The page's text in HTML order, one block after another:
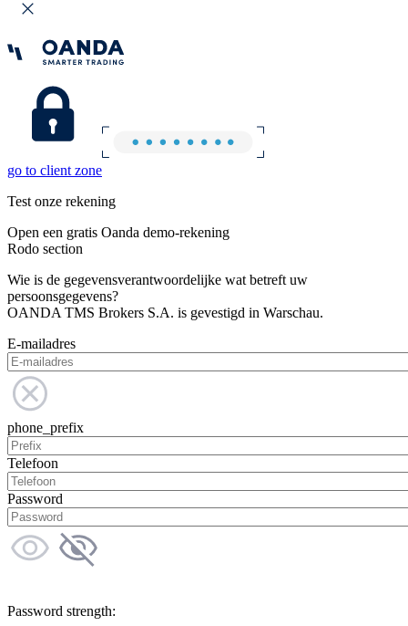
go to client zone
Test onze rekening
Open een gratis Oanda demo-rekening
Rodo section
Wie is de gegevensverantwoordelijke wat betreft uw
persoonsgegevens?
OANDA TMS Brokers S.A. is gevestigd in Warschau.
E-mailadres
phone_prefix
Telefoon
Password
Password strength: